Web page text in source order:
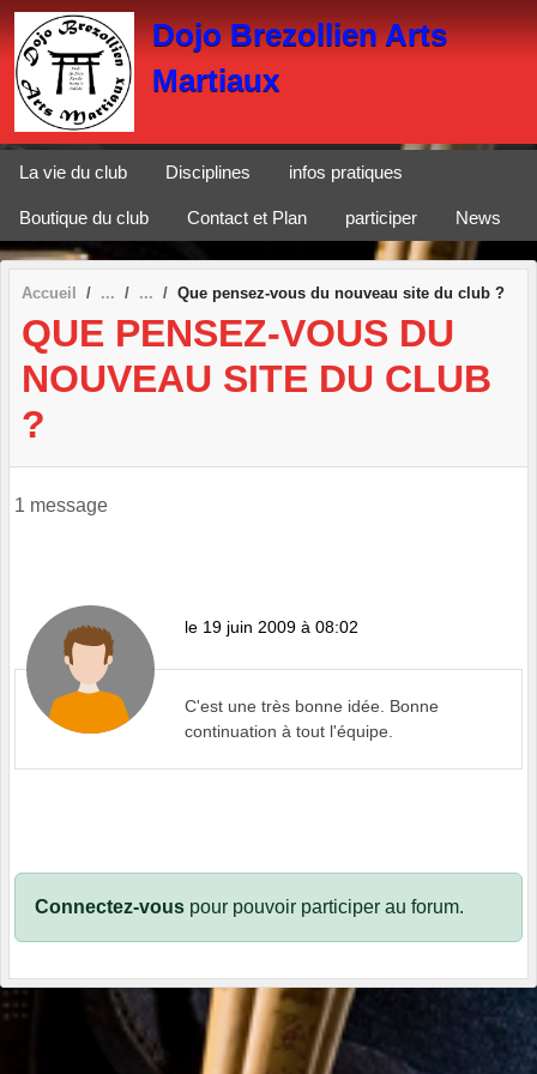
Dojo Brezollien Arts
Martiaux
La vie du club Disciplines infos pratiques
Boutique du club Contact et Plan participer News
Accueil Que pensez-vous du nouveau site du club ?
QUE PENSEZ-VOUS DU
NOUVEAU SITE DU CLUB
?
1 message
le 19 juin 2009 à 08:02
C'est une très bonne idée. Bonne
continuation à tout l'équipe.
Connectez-vous pour pouvoir participer au forum.
Panneau de gestion des cookies